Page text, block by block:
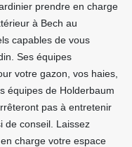
prendre en charge
à Bech au
capables de vous
Ses équipes
votre gazon, vos haies,
équipes de Holderbaum
pas à entretenir
de conseil. Laissez
charge votre espace